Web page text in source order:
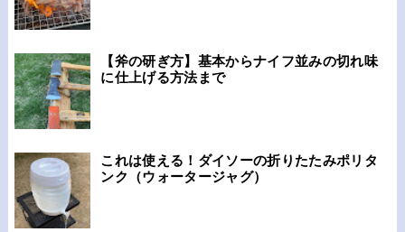
【斧の研ぎ方】基本からナイフ並みの切れ味
に仕上げる方法まで
これは使える！ダイソーの折りたたみポリタ
ンク（ウォータージャグ）